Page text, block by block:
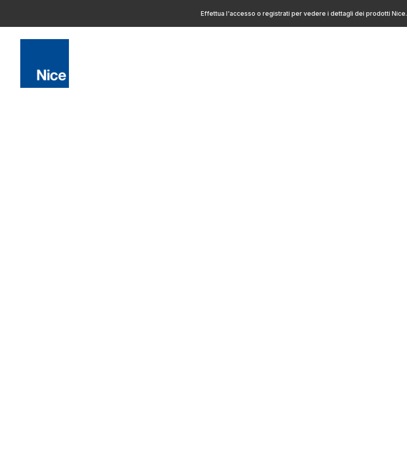
Effettua l'accesso o registrati per vedere i dettagli dei prodotti Nice.